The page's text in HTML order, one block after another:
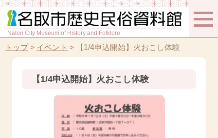
Natori City Museum of History and Folklore
トップ> イベント > 【1/4申込開始】火おこし体験
【1/4申込開始】火おこし体験